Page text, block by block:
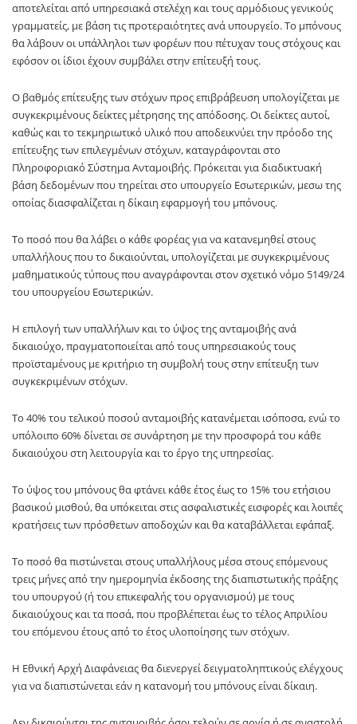
αποτελείται από υπηρεσιακά στελέχη και τους αρμόδιους γενικούς
γραμματείς, με βάση τις προτεραιότητες ανά υπουργείο. Το μπόνους
θα λάβουν οι υπάλληλοι των φορέων που πέτυχαν τους στόχους και
εφόσον οι ίδιοι έχουν συμβάλει στην επίτευξή τους.
Ο βαθμός επίτευξης των στόχων προς επιβράβευση υπολογίζεται με
συγκεκριμένους δείκτες μέτρησης της απόδοσης. Οι δείκτες αυτοί,
καθώς και το τεκμηριωτικό υλικό που αποδεικνύει την πρόοδο της
επίτευξης των επιλεγμένων στόχων, καταγράφονται στο
Πληροφοριακό Σύστημα Ανταμοιβής. Πρόκειται για διαδικτυακή
βάση δεδομένων που τηρείται στο υπουργείο Εσωτερικών, μεσω της
οποίας διασφαλίζεται η δίκαιη εφαρμογή του μπόνους.
Το ποσό που θα λάβει ο κάθε φορέας για να κατανεμηθεί στους
υπαλλήλους που το δικαιούνται, υπολογίζεται με συγκεκριμένους
μαθηματικούς τύπους που αναγράφονται στον σχετικό νόμο 5149/24
του υπουργείου Εσωτερικών.
Η επιλογή των υπαλλήλων και το ύψος της ανταμοιβής ανά
δικαιούχο, πραγματοποιείται από τους υπηρεσιακούς τους
προϊσταμένους με κριτήριο τη συμβολή τους στην επίτευξη των
συγκεκριμένων στόχων.
Το 40% του τελικού ποσού ανταμοιβής κατανέμεται ισόποσα, ενώ το
υπόλοιπο 60% δίνεται σε συνάρτηση με την προσφορά του κάθε
δικαιούχου στη λειτουργία και το έργο της υπηρεσίας.
Το ύψος του μπόνους θα φτάνει κάθε έτος έως το 15% του ετήσιου
βασικού μισθού, θα υπόκειται στις ασφαλιστικές εισφορές και λοιπές
κρατήσεις των πρόσθετων αποδοχών και θα καταβάλλεται εφάπαξ.
Το ποσό θα πιστώνεται στους υπαλλήλους μέσα στους επόμενους
τρεις μήνες από την ημερομηνία έκδοσης της διαπιστωτικής πράξης
του υπουργού (ή του επικεφαλής του οργανισμού) με τους
δικαιούχους και τα ποσά, που προβλέπεται έως το τέλος Απριλίου
του επόμενου έτους από το έτος υλοποίησης των στόχων.
Η Εθνική Αρχή Διαφάνειας θα διενεργεί δειγματοληπτικούς ελέγχους
για να διαπιστώνεται εάν η κατανομή του μπόνους είναι δίκαιη.